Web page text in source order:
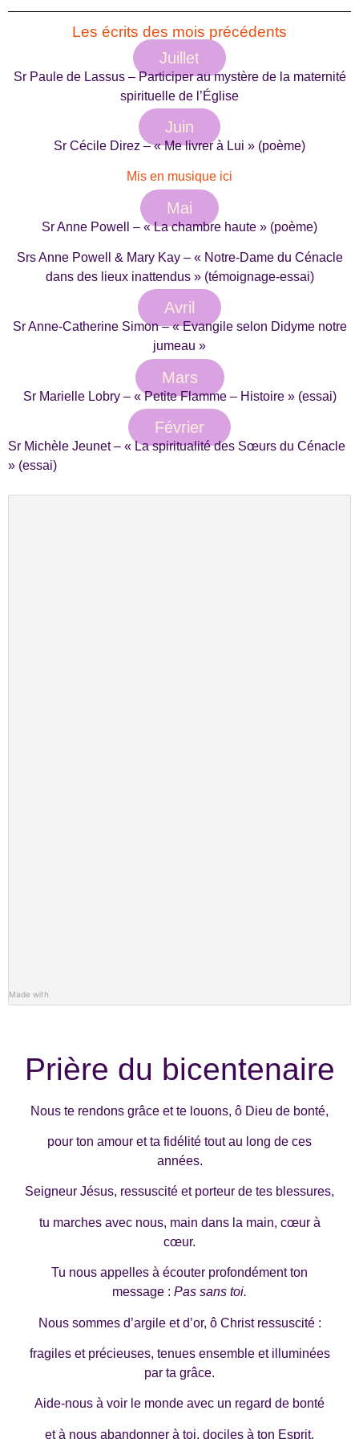
Les écrits des mois précédents
Juillet
Sr Paule de Lassus – Participer au mystère de la maternité
spirituelle de l’Église
Juin
Sr Cécile Direz – « Me livrer à Lui » (poème)
Mis en musique ici
Mai
Sr Anne Powell – « La chambre haute » (poème)
Srs Anne Powell & Mary Kay – « Notre-Dame du Cénacle
dans des lieux inattendus » (témoignage-essai)
Avril
Sr Anne-Catherine Simon – « Evangile selon Didyme notre
jumeau »
Mars
Sr Marielle Lobry – « Petite Flamme – Histoire » (essai)
Février
Sr Michèle Jeunet – « La spiritualité des Sœurs du Cénacle
» (essai)
Made with
Prière du bicentenaire
Nous te rendons grâce et te louons, ô Dieu de bonté,
pour ton amour et ta fidélité tout au long de ces
années.
Seigneur Jésus, ressuscité et porteur de tes blessures,
tu marches avec nous, main dans la main, cœur à
cœur.
Tu nous appelles à écouter profondément ton
message : Pas sans toi.
Nous sommes d’argile et d’or, ô Christ ressuscité :
fragiles et précieuses, tenues ensemble et illuminées
par ta grâce.
Aide-nous à voir le monde avec un regard de bonté
et à nous abandonner à toi, dociles à ton Esprit.